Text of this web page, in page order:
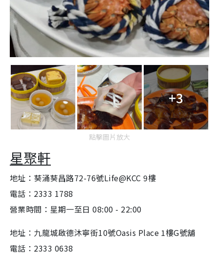
+3
點擊圖片放大
星聚軒
地址：葵涌葵昌路72-76號Life@KCC 9樓
電話：2333 1788
營業時間：星期一至日 08:00 - 22:00
地址：九龍城啟德沐寧街10號Oasis Place 1樓G號舖
電話：2333 0638